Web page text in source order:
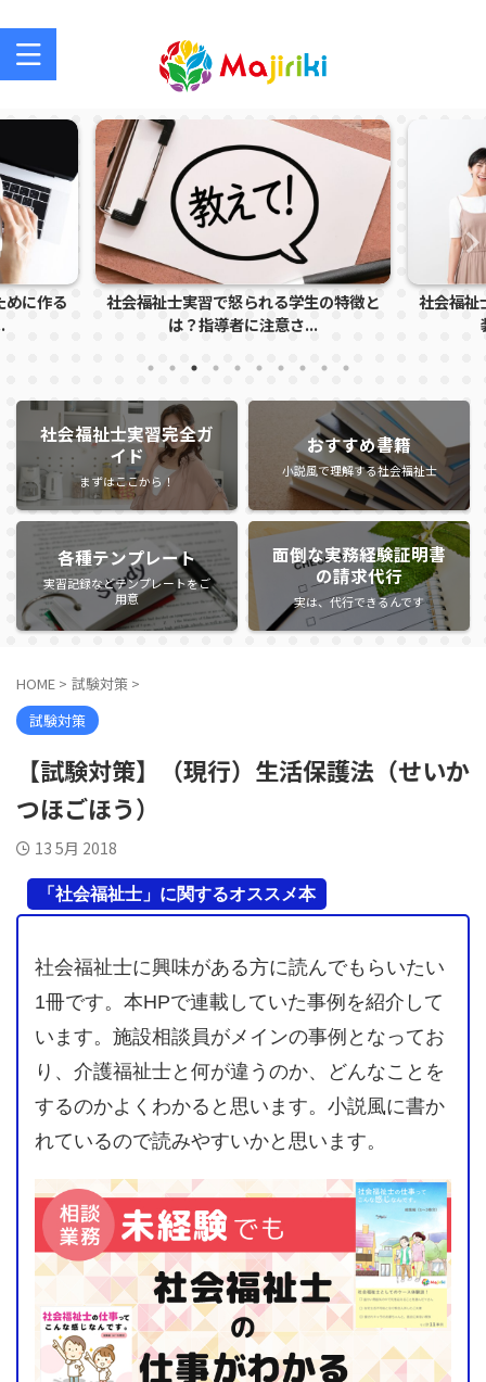
めに作る
社会福祉士実習で怒られる学生の特徴と
は？指導者に注意さ...
社会福祉
社会福祉士実習完全ガ
イド
まずはここから！
おすすめ書籍
小説風で理解する社会福祉士
各種テンプレート
実習記録などテンプレートをご
用意
面倒な実務経験証明書
の請求代行
実は、代行できるんです
HOME > 試験対策 >
試験対策
【試験対策】（現行）生活保護法（せいか
つほごほう）
13 5月 2018
「社会福祉士」に関するオススメ本
社会福祉士に興味がある方に読んでもらいたい
1冊です。本HPで連載していた事例を紹介して
います。施設相談員がメインの事例となってお
り、介護福祉士と何が違うのか、どんなことを
するのかよくわかると思います。小説風に書か
れているので読みやすいかと思います。